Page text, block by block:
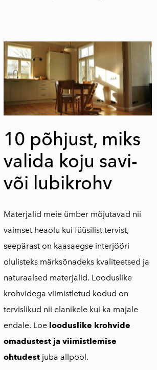
10 põhjust, miks
valida koju savi-
või lubikrohv
Materjalid meie ümber mõjutavad nii
vaimset heaolu kui füüsilist tervist,
seepärast on kaasaegse interjööri
olulisteks märksõnadeks kvaliteetsed ja
naturaalsed materjalid. Looduslike
krohvidega viimistletud kodud on
tervislikud nii elanikele kui ka majale
endale. Loe looduslike krohvide
omadustest ja viimistlemise
ohtudest juba allpool.